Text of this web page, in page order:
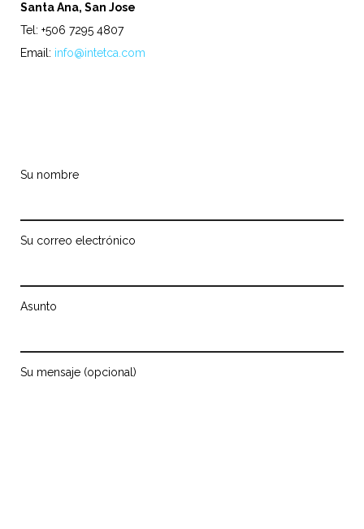
Santa Ana, San Jose
Tel: +506 7295 4807
Email: info@intetca.com
Su nombre
Su correo electrónico
Asunto
Su mensaje (opcional)